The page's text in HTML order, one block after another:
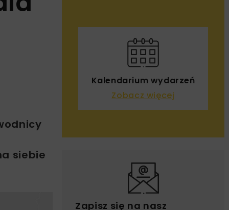
siebie
Kalendarium wydarzeń
Zobacz więcej
Zapisz się na nasz